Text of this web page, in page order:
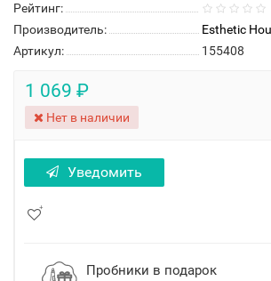
Рейтинг:
Производитель:
Esthetic
Артикул:
155408
1 069 ₽
Нет в наличии
Уведомить
Пробники в подарок